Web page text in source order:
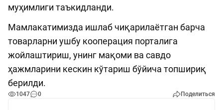
муҳимлиги таъкидланди.
Мамлакатимизда ишлаб чиқарилаётган барча
товарларни ушбу кооперация порталига
жойлаштириш, унинг мақоми ва савдо
ҳажмларини кескин кўтариш бўйича топшириқ
берилди.
1047 0 Поделиться